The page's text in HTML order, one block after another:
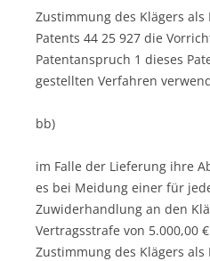
Zustimmung des Klägers
Patents 44 25 927 die
Patentanspruch 1 dieses
gestellten Verfahren
bb)
im Falle der Lieferung ihre
es bei Meidung einer für
Zuwiderhandlung an den
Vertragsstrafe von 5.000,00
Zustimmung des Klägers